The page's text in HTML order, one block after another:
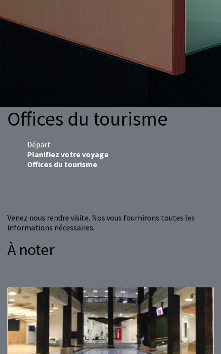
Offices du tourisme
Départ
Planifiez votre voyage
Offices du tourisme
Venez nous rendre visite. Nos vous fournirons toutes les
informations nécessaires.
À noter